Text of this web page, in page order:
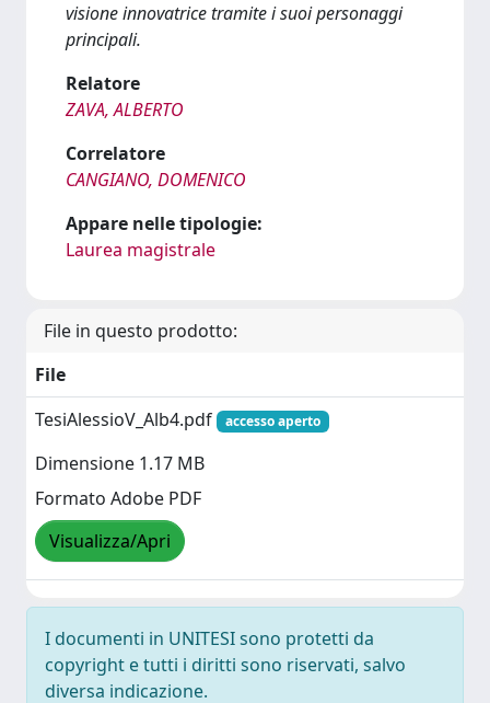
visione innovatrice tramite i suoi personaggi
principali.
Relatore
ZAVA, ALBERTO
Correlatore
CANGIANO, DOMENICO
Appare nelle tipologie:
Laurea magistrale
File in questo prodotto:
File
TesiAlessioV_Alb4.pdf
accesso aperto
Dimensione 1.17 MB
Formato Adobe PDF
Visualizza/Apri
I documenti in UNITESI sono protetti da
copyright e tutti i diritti sono riservati, salvo
diversa indicazione.